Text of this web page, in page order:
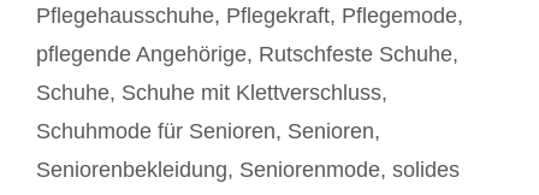
Pflegehausschuhe, Pflegekraft, Pflegemode,
pflegende Angehörige, Rutschfeste Schuhe,
Schuhe, Schuhe mit Klettverschluss,
Schuhmode für Senioren, Senioren,
Seniorenbekleidung, Seniorenmode, solides